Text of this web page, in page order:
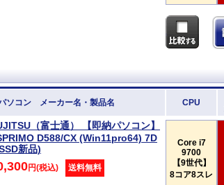
ソコン メーカー名・製品名 CPU
（富士通） 【即納パソコン】
D588/CX (Win11pro64) 7D
新品)
円(税込) 送料無料
Core i7
9700
【9世代】
8コア8スレ